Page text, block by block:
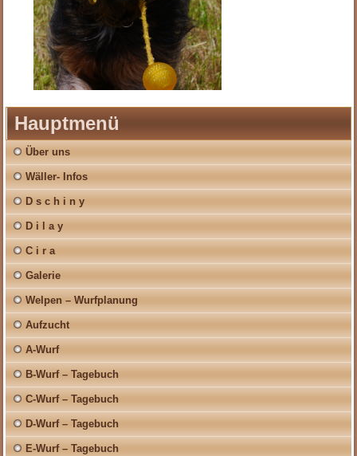
Hauptmenü
Über uns
Wäller- Infos
D s c h i n y
D i l a y
C i r a
Galerie
Welpen – Wurfplanung
Aufzucht
A-Wurf
B-Wurf – Tagebuch
C-Wurf – Tagebuch
D-Wurf – Tagebuch
E-Wurf – Tagebuch